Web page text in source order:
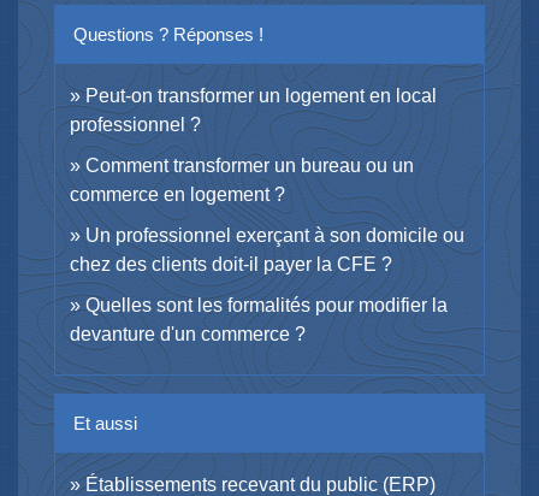
Questions ? Réponses !
Peut-on transformer un logement en local
professionnel ?
Comment transformer un bureau ou un
commerce en logement ?
Un professionnel exerçant à son domicile ou
chez des clients doit-il payer la CFE ?
Quelles sont les formalités pour modifier la
devanture d'un commerce ?
Et aussi
Établissements recevant du public (ERP)